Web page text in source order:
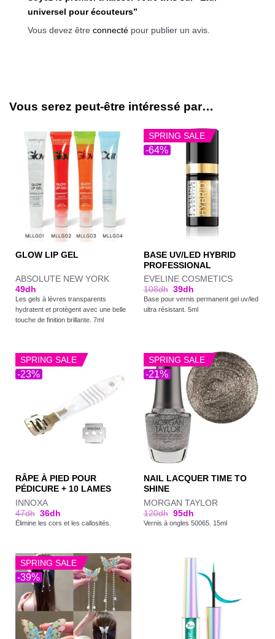
universel pour écouteurs”
Vous devez être connecté pour publier un avis.
Vous serez peut-être intéressé par…
GLOW LIP GEL
ABSOLUTE NEW YORK
49dh
Les gels à lèvres transparents
hydratent et protègent avec une belle
touche de finition brillante. 7ml
-64%
SPRING SALE
BASE UV/LED HYBRID
PROFESSIONAL
EVELINE COSMETICS
108dh 39dh
Base pour vernis permanent gel uv/led
ultra résistant. 5ml
-23%
SPRING SALE
RÂPE À PIED POUR
PÉDICURE + 10 LAMES
INNOXA
47dh 36dh
Élimine les cors et les callosités.
-21%
SPRING SALE
NAIL LACQUER TIME TO
SHINE
MORGAN TAYLOR
120dh 95dh
Vernis à ongles 50065. 15ml
-39%
SPRING SALE